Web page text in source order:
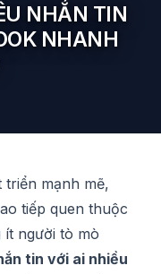
NHẮN TIN
NHANH
triển mạnh mẽ,
tiếp quen thuộc
ít người tò mò
tin với ai nhiều